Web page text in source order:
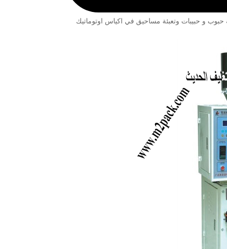
حبوب و حبيبات وتعبئة مساحيق في اكياس اوتوماتيك